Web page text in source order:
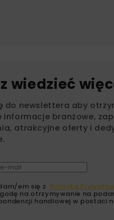
wiedzieć
do newslettera aby
informacje branżowe,
atrakcyjne oferty i
em się z Polityką
na otrzymywanie na
handlowej w postaci